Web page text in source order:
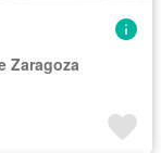
Zaragoza